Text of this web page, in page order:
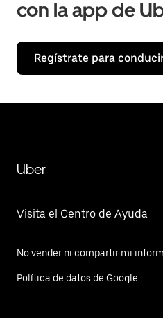
con la app de
Regístrate para
Uber
Visita el Centro de Ayuda
No vender ni compartir mi
Política de datos de Google